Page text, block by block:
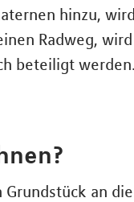
hinzu,
Radweg,
beteiligt werden.
an